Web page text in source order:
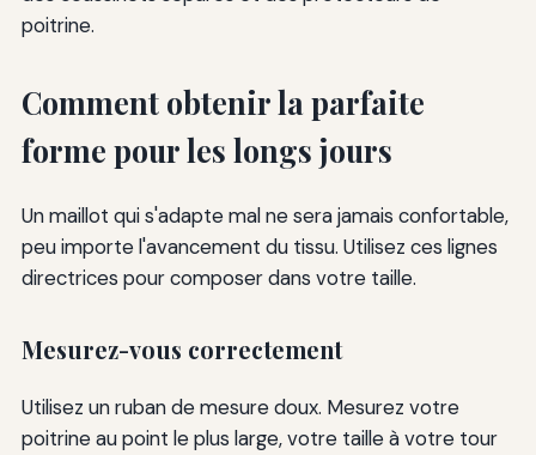
poitrine.
Comment obtenir la parfaite
forme pour les longs jours
Un maillot qui s'adapte mal ne sera jamais confortable,
peu importe l'avancement du tissu. Utilisez ces lignes
directrices pour composer dans votre taille.
Mesurez-vous correctement
Utilisez un ruban de mesure doux. Mesurez votre
poitrine au point le plus large, votre taille à votre tour